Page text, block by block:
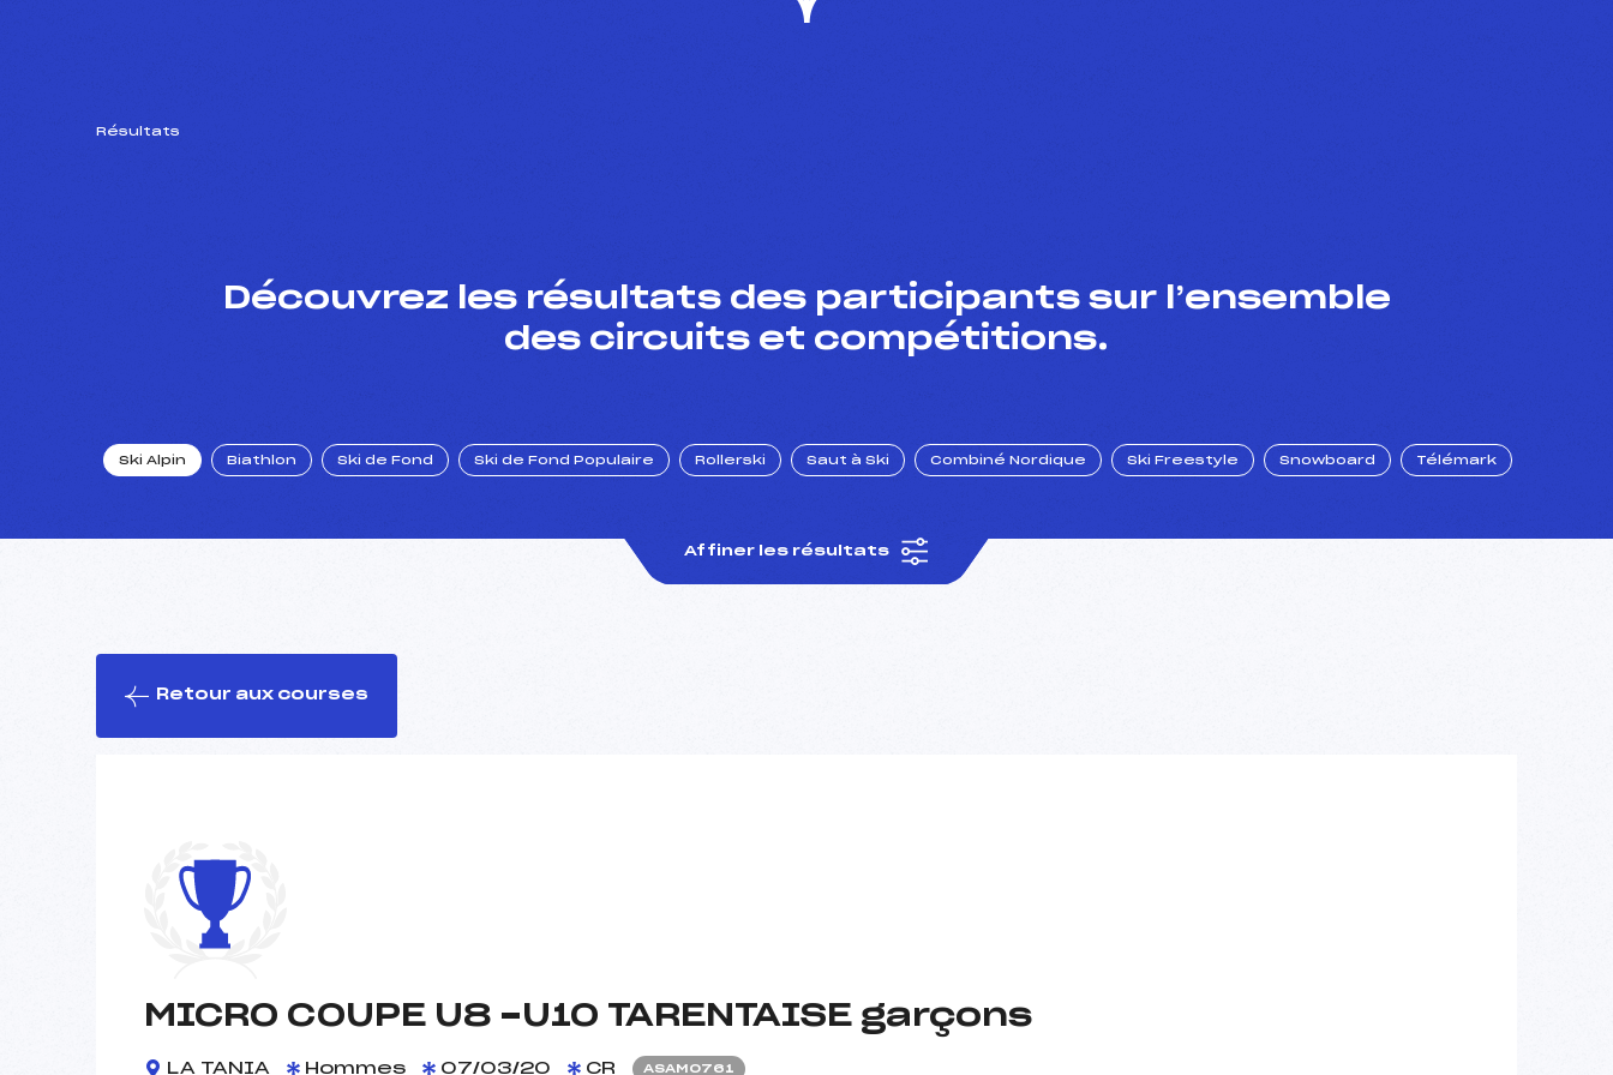
Résultats
Découvrez les résultats des participants sur l’ensemble
des circuits et compétitions.
Ski Alpin Biathlon Ski de Fond Ski de Fond Populaire Rollerski Saut à Ski Combiné Nordique Ski Freestyle Snowboard Télémark
Affiner les résultats
Retour aux courses
MICRO COUPE U8 -U10 TARENTAISE garçons
LA TANIA Hommes 07/03/20 CR ASAM0761